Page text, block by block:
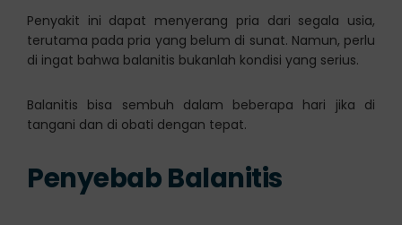
Penyakit ini dapat menyerang pria dari segala usia,
terutama pada pria yang belum di sunat. Namun, perlu
di ingat bahwa balanitis bukanlah kondisi yang serius.
Balanitis bisa sembuh dalam beberapa hari jika di
tangani dan di obati dengan tepat.
Penyebab Balanitis